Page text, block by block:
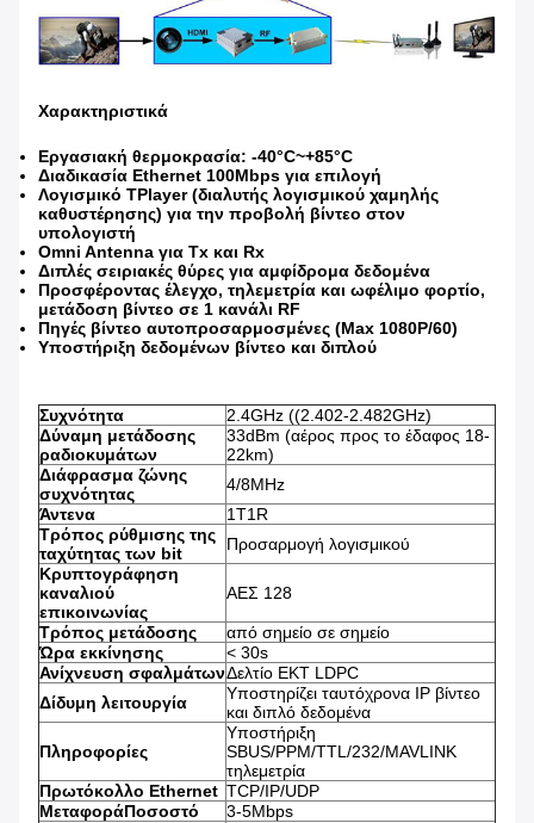
Χαρακτηριστικά
Εργασιακή θερμοκρασία: -40°C~+85°C
Διαδικασία Ethernet 100Mbps για επιλογή
Λογισμικό TPlayer (διαλυτής λογισμικού χαμηλής
καθυστέρησης) για την προβολή βίντεο στον
υπολογιστή
Omni Antenna για Tx και Rx
Διπλές σειριακές θύρες για αμφίδρομα δεδομένα
Προσφέροντας έλεγχο, τηλεμετρία και ωφέλιμο φορτίο,
μετάδοση βίντεο σε 1 κανάλι RF
Πηγές βίντεο αυτοπροσαρμοσμένες (Max 1080P/60)
Υποστήριξη δεδομένων βίντεο και διπλού
Συχνότητα
2.4GHz ((2.402-2.482GHz)
Δύναμη μετάδοσης
ραδιοκυμάτων
33dBm (αέρος προς το έδαφος 18-
22km)
Διάφρασμα ζώνης
συχνότητας
4/8MHz
Άντενα
1Τ1R
Τρόπος ρύθμισης της
ταχύτητας των bit
Προσαρμογή λογισμικού
Κρυπτογράφηση
καναλιού
επικοινωνίας
ΑΕΣ 128
Τρόπος μετάδοσης
από σημείο σε σημείο
Ώρα εκκίνησης
< 30s
Ανίχνευση σφαλμάτωνΔελτίο ΕΚΤ LDPC
Δίδυμη λειτουργία
Υποστηρίζει ταυτόχρονα IP βίντεο
και διπλό δεδομένα
Πληροφορίες
Υποστήριξη
SBUS/PPM/TTL/232/MAVLINK
τηλεμετρία
Πρωτόκολλο Ethernet TCP/IP/UDP
ΜεταφοράΠοσοστό
3-5Mbps